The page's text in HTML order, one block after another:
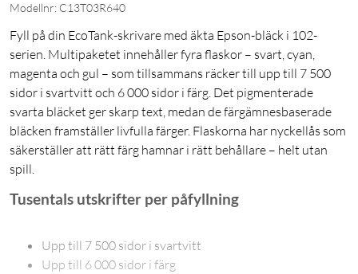
Modellnr: C13T03R640
Fyll på din EcoTank-skrivare med äkta Epson-bläck i 102-
serien. Multipaketet innehåller fyra flaskor – svart, cyan,
magenta och gul – som tillsammans räcker till upp till 7 500
sidor i svartvitt och 6 000 sidor i färg. Det pigmenterade
svarta bläcket ger skarp text, medan de färgämnesbaserade
bläcken framställer livfulla färger. Flaskorna har nyckellås som
säkerställer att rätt färg hamnar i rätt behållare – helt utan
spill.
Tusentals utskrifter per påfyllning
Upp till 7 500 sidor i svartvitt
Upp till 6 000 sidor i färg